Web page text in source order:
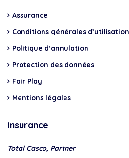
Assurance
Conditions générales d’utilisation
Politique d’annulation
Protection des données
Fair Play
Mentions légales
Insurance
Total Casco, Partner